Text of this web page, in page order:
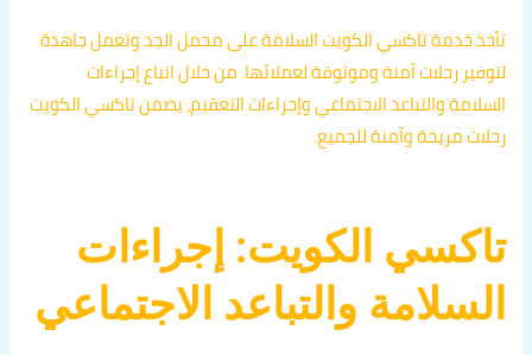
تأخذ خدمة تاكسي الكويت السلامة على محمل الجد وتعمل جاهدة
لتوفير رحلات آمنة وموثوقة لعملائها. من خلال اتباع إجراءات
السلامة والتباعد الاجتماعي وإجراءات التعقيم، يضمن تاكسي الكويت
رحلات مريحة وآمنة للجميع.
تاكسي الكويت: إجراءات
السلامة والتباعد الاجتماعي